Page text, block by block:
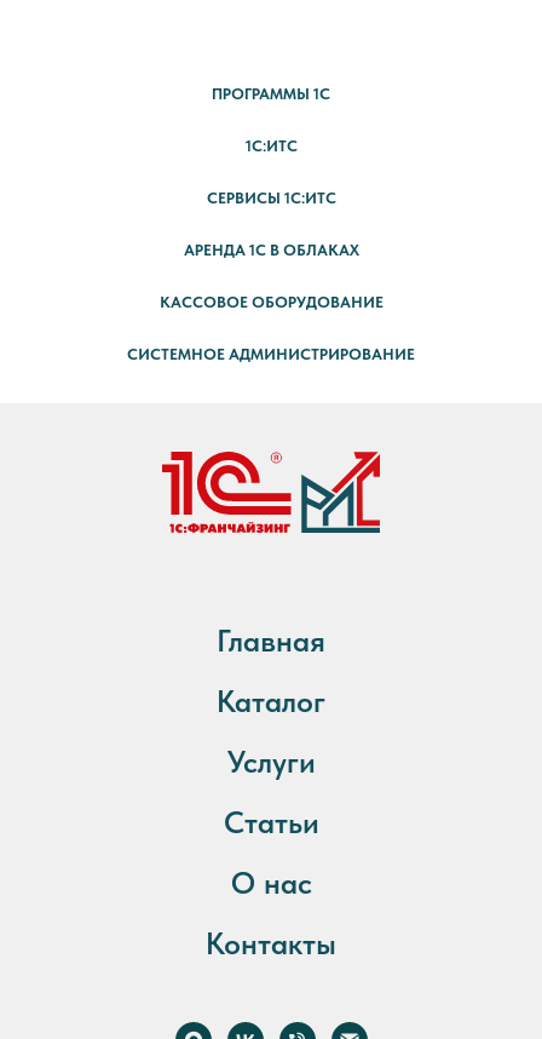
ПРОГРАММЫ 1С
1С:ИТС
СЕРВИСЫ 1С:ИТС
АРЕНДА 1С В ОБЛАКАХ
КАССОВОЕ ОБОРУДОВАНИЕ
СИСТЕМНОЕ АДМИНИСТРИРОВАНИЕ
Главная
Каталог
Услуги
Статьи
О нас
Контакты